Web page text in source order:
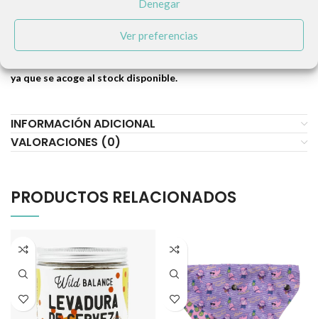
Denegar
Ver preferencias
ya que se acoge al stock disponible.
INFORMACIÓN ADICIONAL
VALORACIONES (0)
PRODUCTOS RELACIONADOS